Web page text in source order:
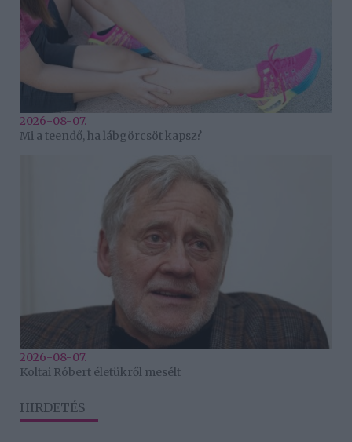
2026-08-07.
Mi a teendő, ha lábgörcsöt kapsz?
2026-08-07.
Koltai Róbert életükről mesélt
HIRDETÉS